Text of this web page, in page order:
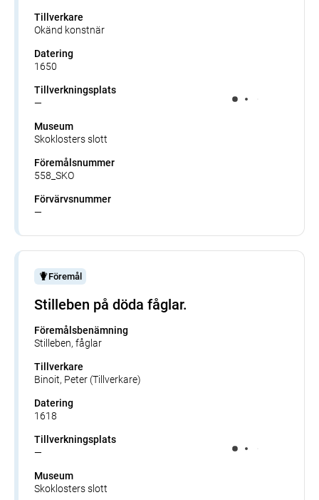
Tillverkare
Okänd konstnär
Datering
1650
Tillverkningsplats
—
Museum
Skoklosters slott
Föremålsnummer
558_SKO
Förvärvsnummer
—
Föremål
Stilleben på döda fåglar.
Föremålsbenämning
Stilleben, fåglar
Tillverkare
Binoit, Peter (Tillverkare)
Datering
1618
Tillverkningsplats
—
Museum
Skoklosters slott